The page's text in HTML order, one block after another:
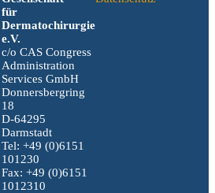
für
Dermatochirurgie
e.V.
c/o CAS Congress
Administration
Services GmbH
Donnersbergring
18
D-64295
Darmstadt
Tel: +49 (0)6151
101230
Fax: +49 (0)6151
1012310